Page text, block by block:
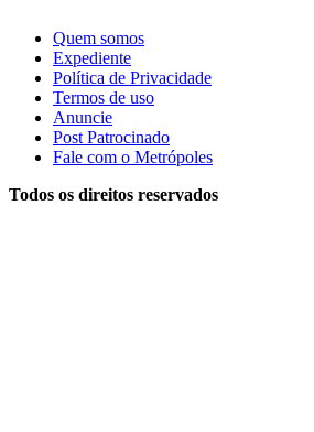
Quem somos
Expediente
Política de Privacidade
Termos de uso
Anuncie
Post Patrocinado
Fale com o Metrópoles
Todos os direitos reservados